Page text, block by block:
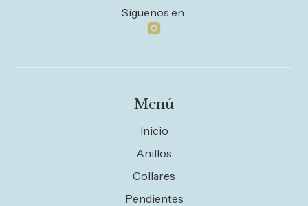
Síguenos en:
Menú
Inicio
Anillos
Collares
Pendientes